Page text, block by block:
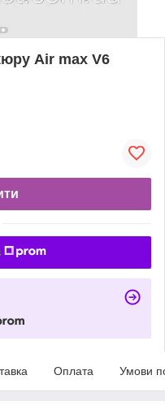
Air max V6
Оплата Умови